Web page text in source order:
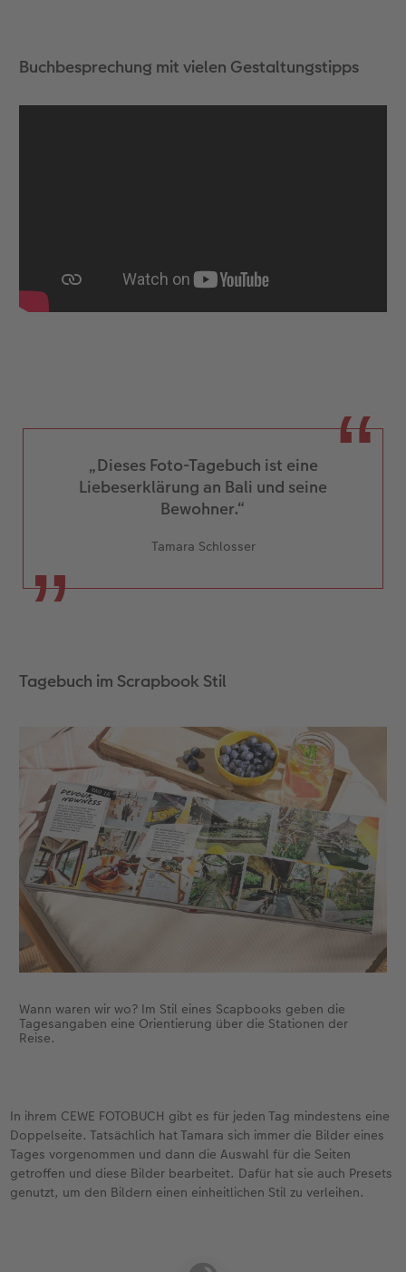
Buchbesprechung mit vielen Gestaltungstipps
„Dieses Foto-Tagebuch ist eine
Liebeserklärung an Bali und seine
Bewohner.“
Tamara Schlosser
Tagebuch im Scrapbook Stil
Wann waren wir wo? Im Stil eines Scapbooks geben die
Tagesangaben eine Orientierung über die Stationen der
Reise.
In ihrem CEWE FOTOBUCH gibt es für jeden Tag mindestens eine
Doppelseite. Tatsächlich hat Tamara sich immer die Bilder eines
Tages vorgenommen und dann die Auswahl für die Seiten
getroffen und diese Bilder bearbeitet. Dafür hat sie auch Presets
genutzt, um den Bildern einen einheitlichen Stil zu verleihen.